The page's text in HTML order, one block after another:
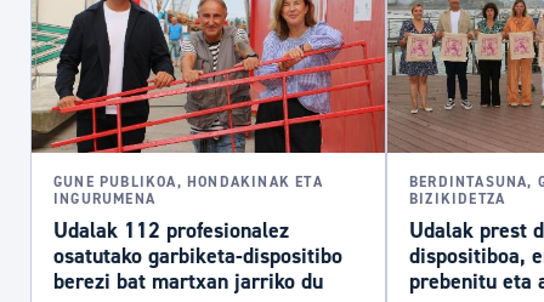
GUNE PUBLIKOA, HONDAKINAK ETA
INGURUMENA
Udalak 112 profesionalez
osatutako garbiketa-dispositibo
berezi bat martxan jarriko du
BERDINTASUNA,
BIZIKIDETZA
Udalak prest
dispositiboa,
prebenitu eta